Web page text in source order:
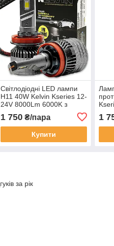
Світлодіодні LED лампи
H11 40W Kelvin Kseries 12-
24V 8000Lm 6000K з
1 750₴/пара
Купити
1
за рік